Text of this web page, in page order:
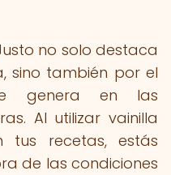
no solo destaca
sino también por el
genera en las
Al utilizar vainilla
tus recetas, estás
de las condiciones